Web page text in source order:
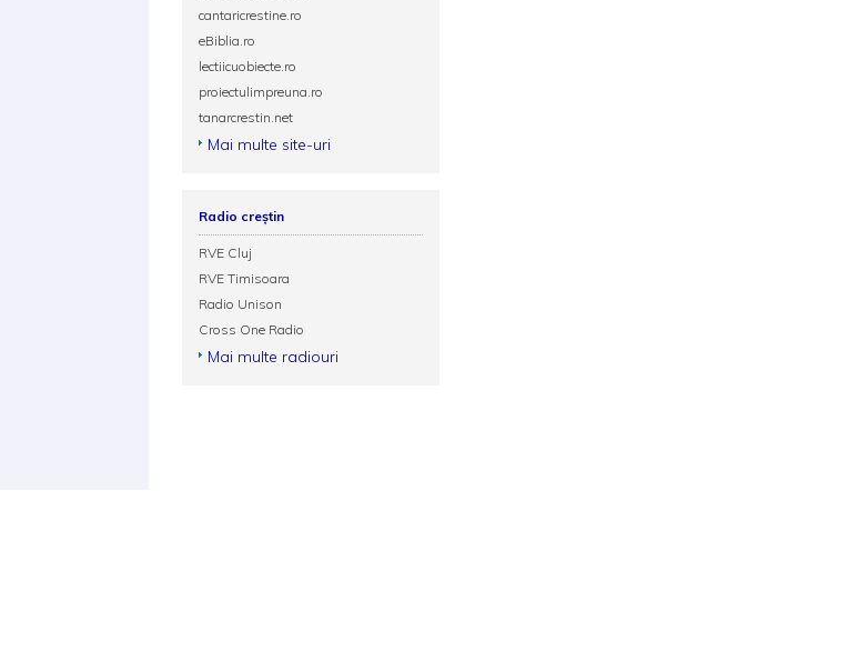
cantaricrestine.ro
eBiblia.ro
lectiicuobiecte.ro
proiectulimpreuna.ro
tanarcrestin.net
Mai multe site-uri
Radio creștin
RVE Cluj
RVE Timisoara
Radio Unison
Cross One Radio
Mai multe radiouri